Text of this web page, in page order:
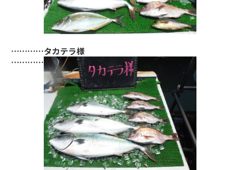
…………タカテラ様
…………